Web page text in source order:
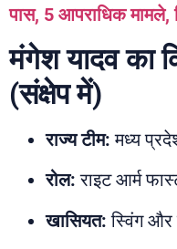
पास, 5 आपराधिक मामले,
मंगेश यादव का
(संक्षेप में)
राज्य टीम: मध्य
रोल: राइट आर्म
खासियत: स्विंग और